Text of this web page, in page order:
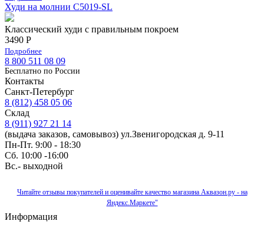
Худи на молнии C5019-SL
Классический худи с правильным покроем
3490 Р
Подробнее
8 800 511 08 09
Бесплатно по Роcсии
Контакты
Санкт-Петербург
8 (812) 458 05 06
Склад
8 (911) 927 21 14
(выдача заказов, самовывоз) ул.Звенигородская д. 9-11
Пн-Пт. 9:00 - 18:30
Сб. 10:00 -16:00
Вс.- выходной
Читайте отзывы покупателей и оценивайте качество магазина Аквазон.ру - на
Яндекс.Маркете"
Информация